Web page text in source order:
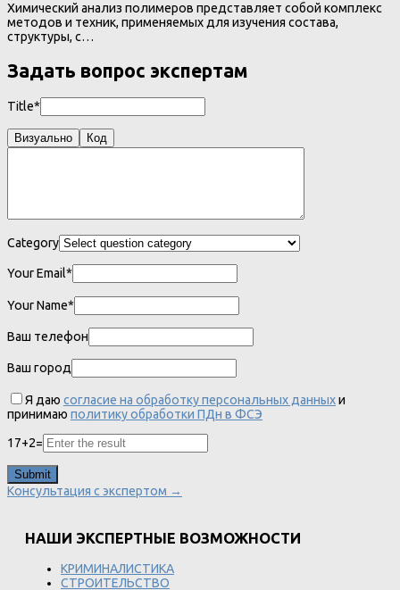
Химический анализ полимеров представляет собой комплекс
методов и техник, применяемых для изучения состава,
структуры, с…
Задать вопрос экспертам
Title*
Визуально Код
Category
Your Email*
Your Name*
Ваш телефон
Ваш город
Я даю согласие на обработку персональных данныхи
принимаю политику обработки ПДн в ФСЭ
17+2=
Консультация с экспертом →
НАШИ ЭКСПЕРТНЫЕ ВОЗМОЖНОСТИ
КРИМИНАЛИСТИКА
СТРОИТЕЛЬСТВО